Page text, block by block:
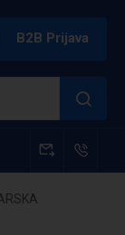
B2B Prijava